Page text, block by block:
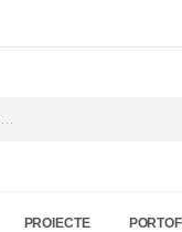
PROIECTE